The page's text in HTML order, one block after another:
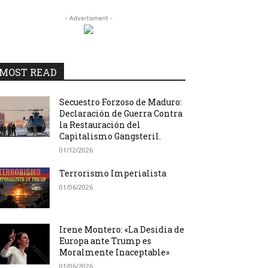
- Advertisment -
READ
Secuestro Forzoso de Maduro:
Declaración de Guerra Contra
la Restauración del
Capitalismo Gangsteril.
01/12/2026
Terrorismo Imperialista
01/06/2026
Irene Montero: «La Desidia de
Europa ante Trump es
Moralmente Inaceptable»
01/06/2026